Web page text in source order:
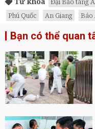
Phú Quốc
An Giang Báo
Bạn có thể quan